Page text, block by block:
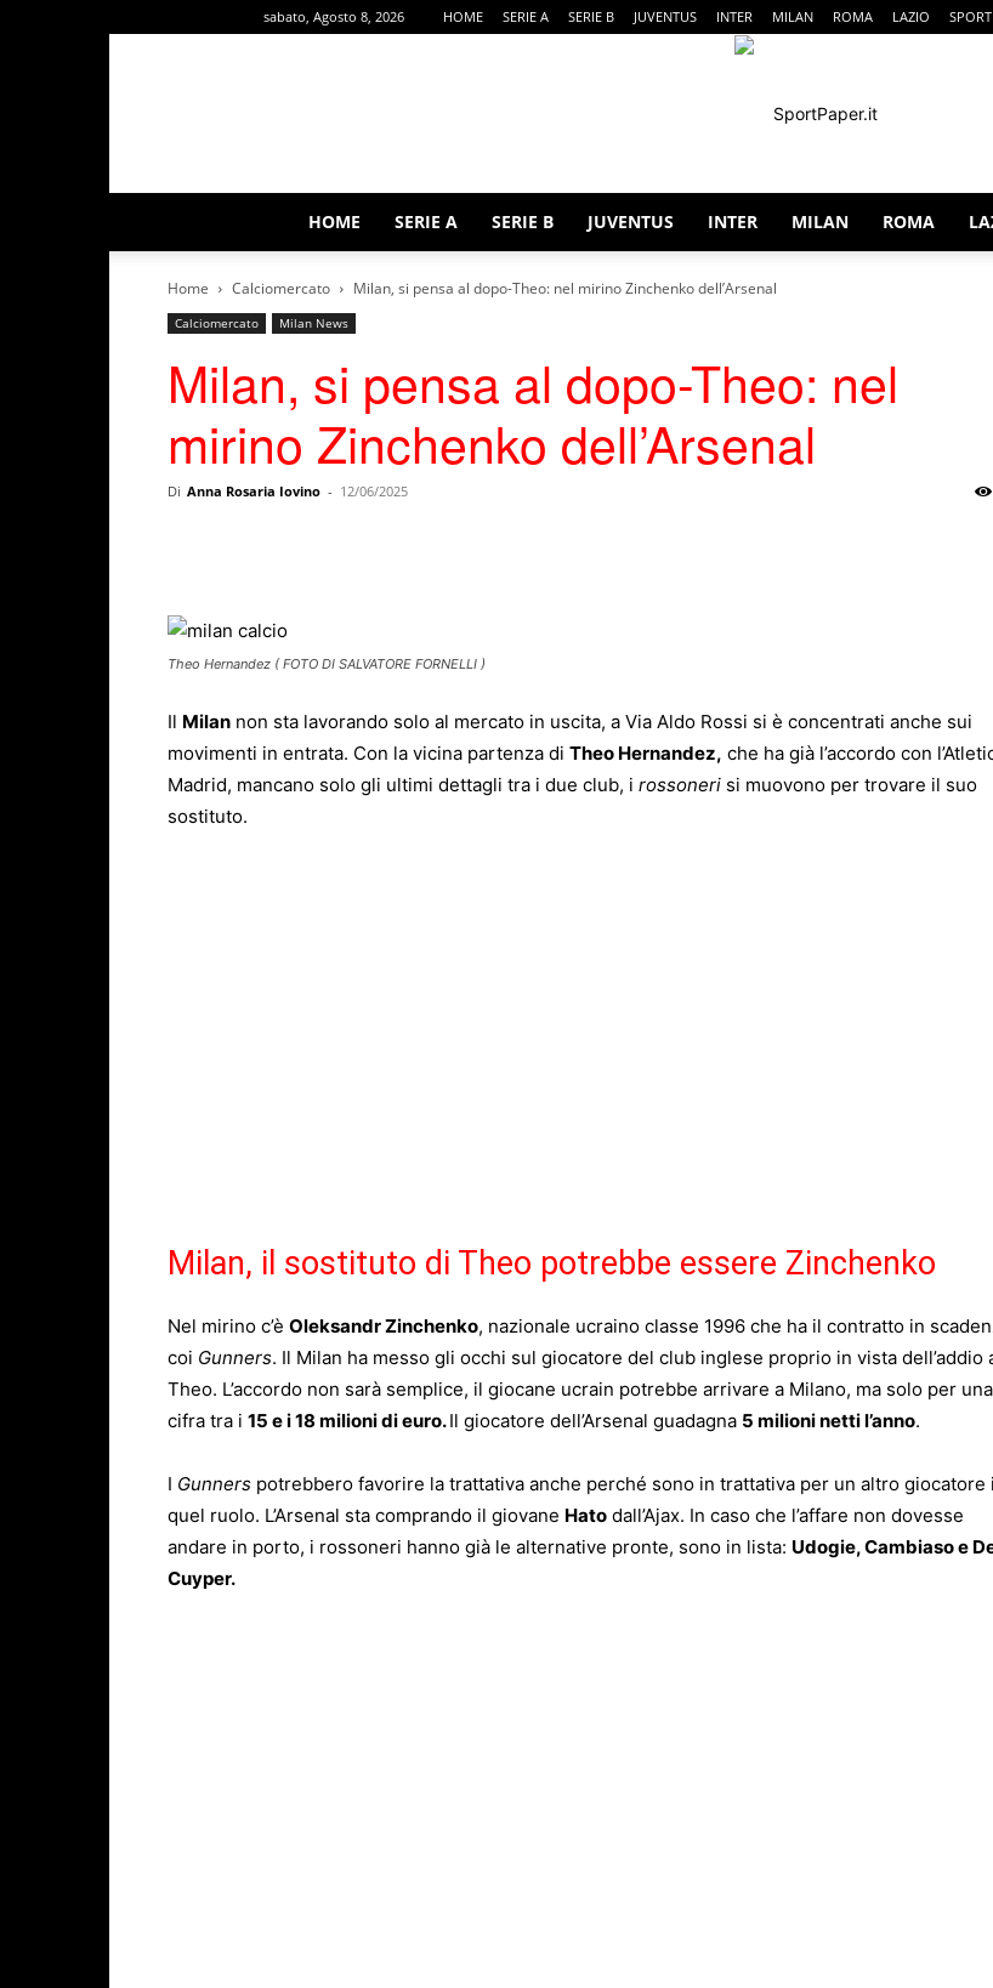
sabato, Agosto 8, 2026 HOME SERIE A SERIE B JUVENTUS INTER MILAN ROMA LAZIO
HOME SERIE A SERIE B JUVENTUS INTER MILAN ROMA
Home Calciomercato Milan, si pensa al dopo-Theo: nel mirino Zinchenko dell’Arsenal
Calciomercato Milan News
Milan, si pensa al dopo-Theo: nel
mirino Zinchenko dell’Arsenal
Di Anna Rosaria Iovino - 12/06/2025
Theo Hernandez ( FOTO DI SALVATORE FORNELLI )
Il Milan non sta lavorando solo al mercato in uscita, a Via Aldo Rossi si è concentrati anche sui
movimenti in entrata. Con la vicina partenza di Theo Hernandez, che ha già l’accordo con
Madrid, mancano solo gli ultimi dettagli tra i due club, i rossoneri si muovono per trovare il suo
sostituto.
Milan, il sostituto di Theo potrebbe essere Zinchenko
Nel mirino c’è Oleksandr Zinchenko, nazionale ucraino classe 1996 che ha il contratto in
coi Gunners. Il Milan ha messo gli occhi sul giocatore del club inglese proprio in vista dell’addio
Theo. L’accordo non sarà semplice, il giocane ucrain potrebbe arrivare a Milano, ma solo per una
cifra tra i 15 e i 18 milioni di euro.Il giocatore dell’Arsenal guadagna 5 milioni netti l’anno.
I Gunners potrebbero favorire la trattativa anche perché sono in trattativa per un altro giocatore
quel ruolo. L’Arsenal sta comprando il giovane Hato dall’Ajax. In caso che l’affare non dovesse
andare in porto, i rossoneri hanno già le alternative pronte, sono in lista: Udogie, Cambiaso e
Cuyper.